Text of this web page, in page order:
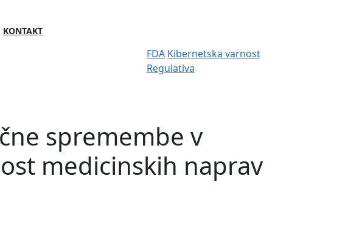
KONTAKT
FDA Kibernetska varnost
Regulativa
spremembe v
medicinskih naprav